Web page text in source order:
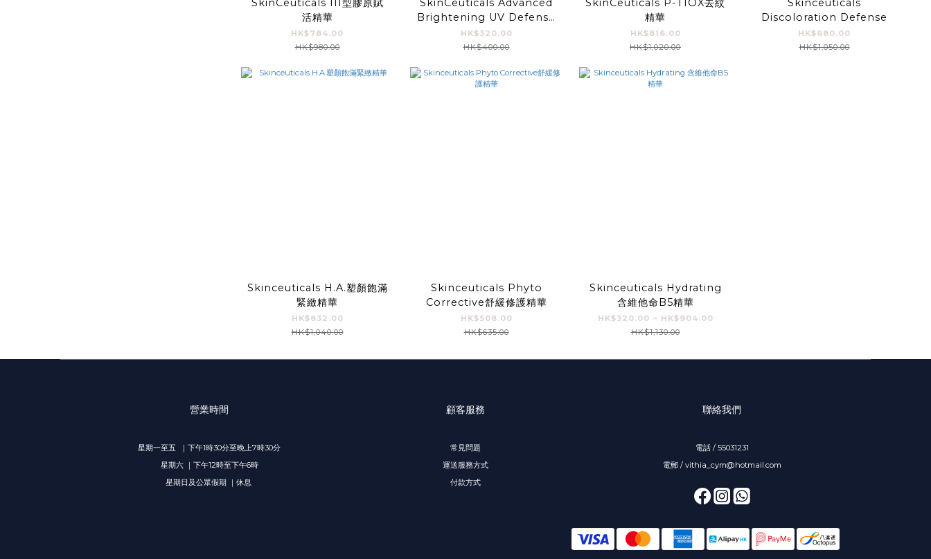
SkinCeuticals III型膠原賦
活精華
HK$784.00
HK$980.00
SkinCeuticals Advanced
Brightening UV Defense
Sunscreen
HK$320.00
HK$400.00
SkinCeuticals P-TIOX去紋
精華
HK$816.00
HK$1,020.00
Skinceuticals
Discoloration Defense
HK$680.00
HK$1,050.00
Skinceuticals H.A.塑顏飽滿
緊緻精華
HK$832.00
HK$1,040.00
Skinceuticals Phyto
Corrective舒緩修護精華
HK$508.00
HK$635.00
Skinceuticals Hydrating
含維他命B5精華
HK$320.00 ~ HK$904.00
HK$1,130.00
營業時間
星期一至五 ｜下午1時30分至晚上7時30分
星期六 ｜下午12時至下午6時
星期日及公眾假期 ｜休息
顧客服務
常見問題
運送服務方式
付款方式
聯絡我們
電話 / 55031231
電郵 / vithia_cym@hotmail.com